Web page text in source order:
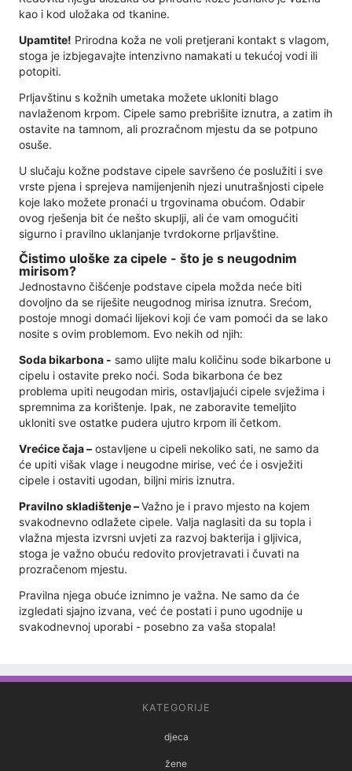
kao i kod uložaka od tkanine.
Upamtite! Prirodna koža ne voli pretjerani kontakt s vlagom,
stoga je izbjegavajte intenzivno namakati u tekućoj vodi ili
potopiti.
Prljavštinu s kožnih umetaka možete ukloniti blago
navlaženom krpom. Cipele samo prebrišite iznutra, a zatim ih
ostavite na tamnom, ali prozračnom mjestu da se potpuno
osuše.
U slučaju kožne podstave cipele savršeno će poslužiti i sve
vrste pjena i sprejeva namijenjenih njezi unutrašnjosti cipele
koje lako možete pronaći u trgovinama obućom. Odabir
ovog rješenja bit će nešto skuplji, ali će vam omogućiti
sigurno i pravilno uklanjanje tvrdokorne prljavštine.
Čistimo uloške za cipele - što je s neugodnim
mirisom?
Jednostavno čišćenje podstave cipela možda neće biti
dovoljno da se riješite neugodnog mirisa iznutra. Srećom,
postoje mnogi domaći lijekovi koji će vam pomoći da se lako
nosite s ovim problemom. Evo nekih od njih:
Soda bikarbona - samo ulijte malu količinu sode bikarbone u
cipelu i ostavite preko noći. Soda bikarbona će bez
problema upiti neugodan miris, ostavljajući cipele svježima i
spremnima za korištenje. Ipak, ne zaboravite temeljito
ukloniti sve ostatke pudera ujutro krpom ili četkom.
Vrećice čaja – ostavljene u cipeli nekoliko sati, ne samo da
će upiti višak vlage i neugodne mirise, već će i osvježiti
cipele i ostaviti ugodan, biljni miris iznutra.
Pravilno skladištenje –Važno je i pravo mjesto na kojem
svakodnevno odlažete cipele. Valja naglasiti da su topla i
vlažna mjesta izvrsni uvjeti za razvoj bakterija i gljivica,
stoga je važno obuću redovito provjetravati i čuvati na
prozračenom mjestu.
Pravilna njega obuće iznimno je važna. Ne samo da će
izgledati sjajno izvana, već će postati i puno ugodnije u
svakodnevnoj uporabi - posebno za vaša stopala!
KATEGORIJE
djeca
žene